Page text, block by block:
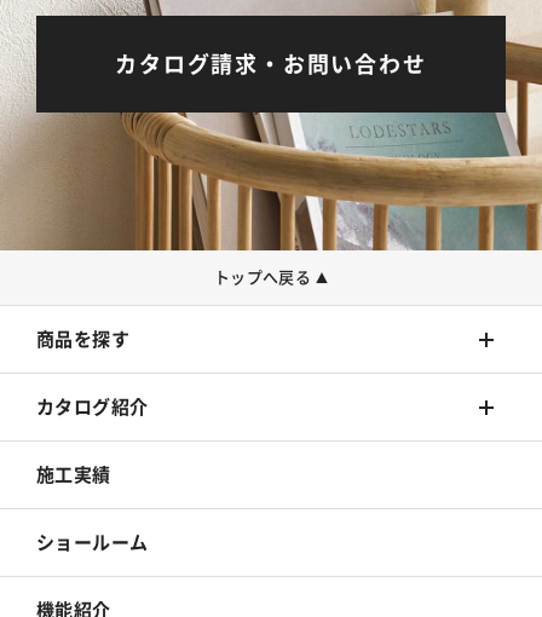
カタログ請求・お問い合わせ
トップへ戻る ▲
商品を探す
壁装材
カーテン
床材
カーペット
カタログ紹介
壁装材
カーテン
床材
施工実績
ショールーム
機能紹介